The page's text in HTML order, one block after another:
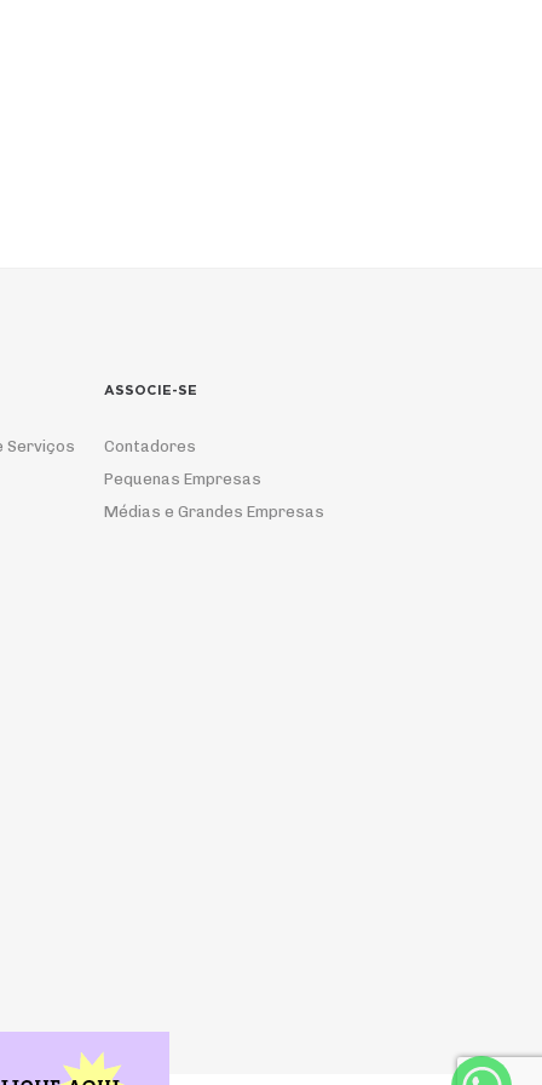
Serviços
ASSOCIE-SE
Contadores
Pequenas Empresas
Médias e Grandes Empresas